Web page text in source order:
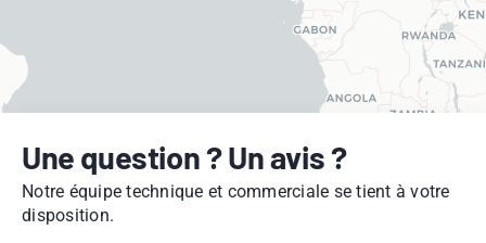
Une question ? Un avis ?
Notre équipe technique et commerciale se tient à votre
disposition.